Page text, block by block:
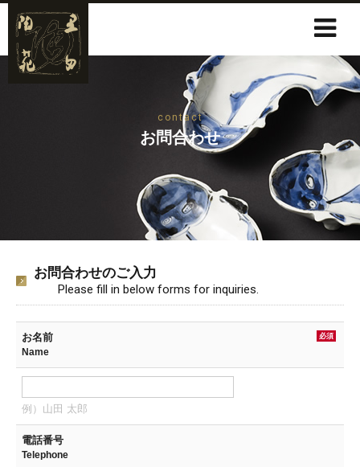
contact
お問合わせ
お問合わせのご入力
Please fill in below forms for inquiries.
お名前 必須
Name
例）山田 太郎
電話番号
Telephone